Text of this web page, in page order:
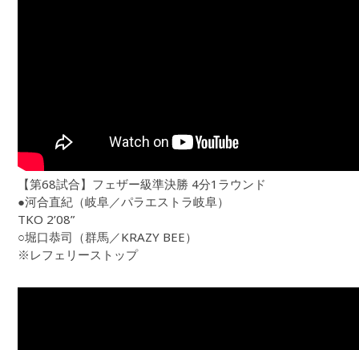
【第68試合】フェザー級準決勝 4分1ラウンド
●河合直紀（岐阜／パラエストラ岐阜）
TKO 2’08”
○堀口恭司（群馬／KRAZY BEE）
※レフェリーストップ